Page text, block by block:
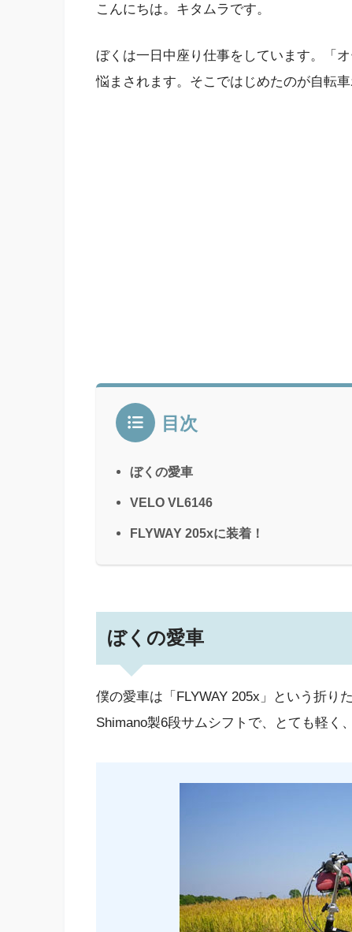
こんにちは。キタムラです。
ぼくは一日中座り仕事をしています。「
悩まされます。そこではじめたのが自転
目次
ぼくの愛車
VELO VL6146
FLYWAY 205xに装着！
ぼくの愛車
僕の愛車は「FLYWAY 205x」という折り
Shimano製6段サムシフトで、とても軽く